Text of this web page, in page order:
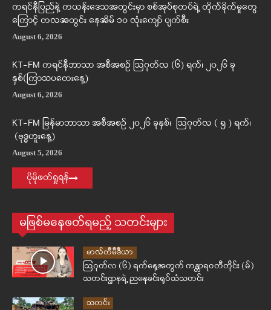
ကရင်နီပြည်နဲ့ ကယန်းဒေသအတွင်းမှာ စစ်အုပ်စုတပ်ရဲ့ တိုက်ခိုက်မှုတွေ
ကြောင့် တလအတွင်း နေအိမ် ၁၀ လုံးကျော် ပျက်စီး
August 6, 2026
KT-FM ကရင်နီဘာသာ အစီအစဉ် ဩဂုတ်လ (၆) ရက်၊ ၂၀၂၆ ခု
နှစ်(ကြာသပတေးနေ့)
August 6, 2026
KT-FM မြန်မာဘာသာ အစီအစဉ် ၂၀၂၆ ခုနှစ်၊ ဩဂုတ်လ ( ၅ ) ရက်၊
(ဗုဒ္ဓဟူးနေ့)
August 5, 2026
ပိုမိုဖတ်ရှုရန်
မဖြစ်မနေဖတ်ရမည့် သတင်းများ
မာလ်တီမီဒီယာ
ဩဂုတ်လ (၆) ရက်နေ့အတွက် ကန္တာရဝတီတိုင်း (မ်)
သတင်းဌာနရဲ့ ညနေခင်းရုပ်သံသတင်း
သတင်း